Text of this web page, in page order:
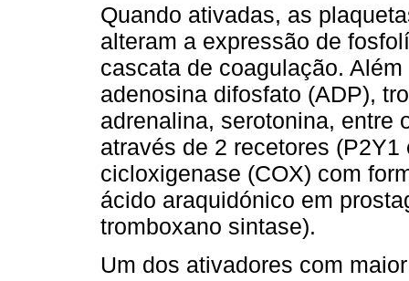
Quando ativadas, as
alteram a expressão de
cascata de coagulação.
adenosina difosfato (ADP),
adrenalina, serotonina, entre
através de 2 recetores
cicloxigenase (COX) com
ácido araquidónico em
tromboxano sintase).
Um dos ativadores com